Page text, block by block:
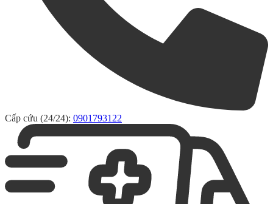
Cấp cứu (24/24): 0901793122